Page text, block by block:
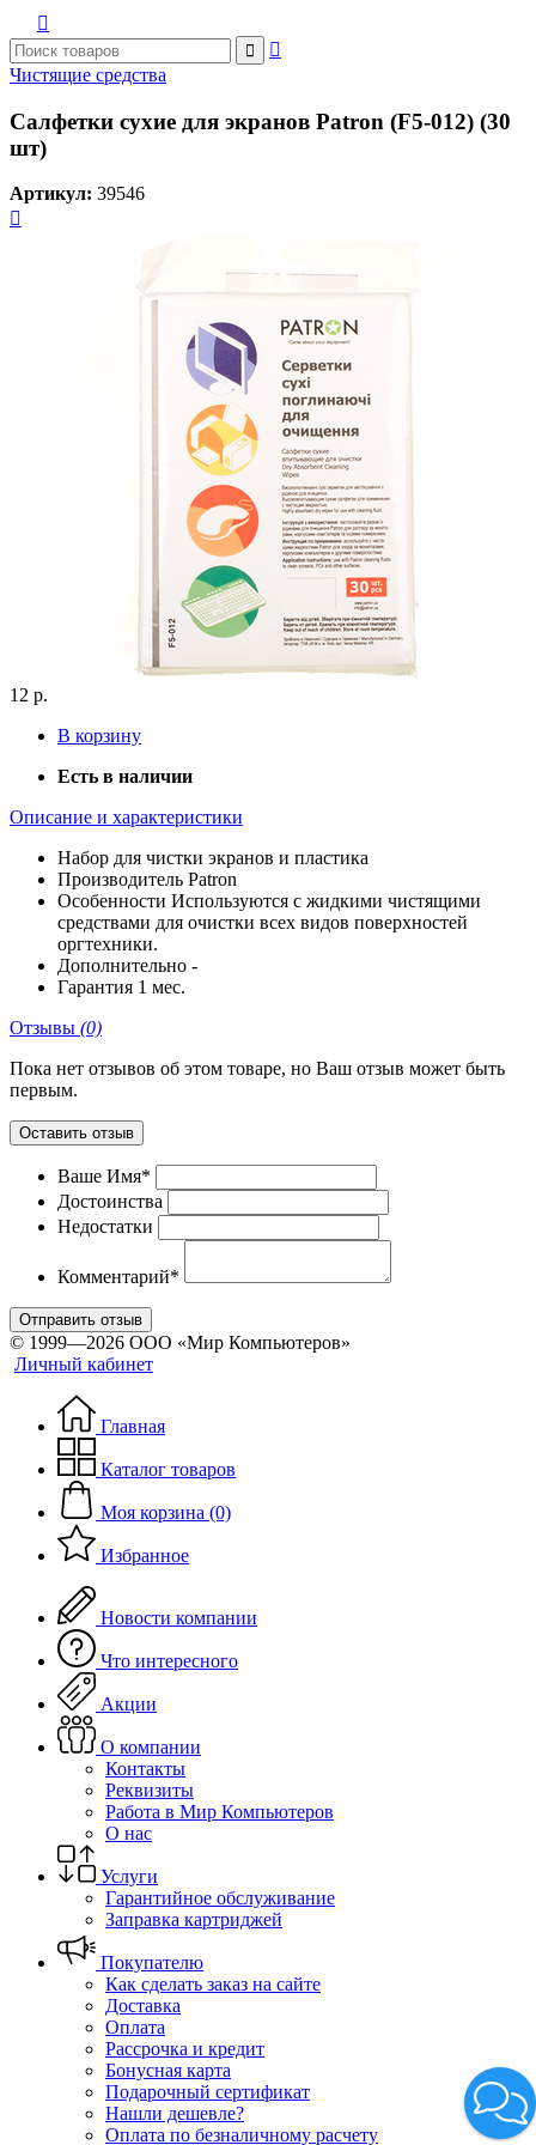



Чистящие средства
Салфетки сухие для экранов Patron (F5-012) (30
шт)
Артикул: 39546

12 р.
В корзину
Есть в наличии
Описание и характеристики
Набор для чистки экранов и пластика
Производитель Patron
Особенности Используются с жидкими чистящими
средствами для очистки всех видов поверхностей
оргтехники.
Дополнительно -
Гарантия 1 мес.
Отзывы (0)
Пока нет отзывов об этом товаре, но Ваш отзыв может быть
первым.
Оставить отзыв
Ваше Имя*
Достоинства
Недостатки
Комментарий*
Отправить отзыв
© 1999—2026 ООО «Мир Компьютеров»
Личный кабинет
Главная
Каталог товаров
Моя корзина (0)
Избранное
Новости компании
Что интересного
Акции
О компании
Контакты
Реквизиты
Работа в Мир Компьютеров
О нас
Услуги
Гарантийное обслуживание
Заправка картриджей
Покупателю
Как сделать заказ на сайте
Доставка
Оплата
Рассрочка и кредит
Бонусная карта
Подарочный сертификат
Нашли дешевле?
Оплата по безналичному расчету